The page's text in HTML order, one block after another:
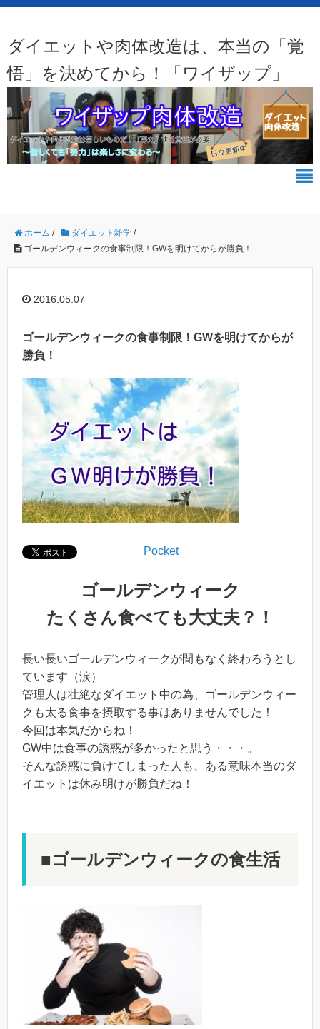
ダイエットや肉体改造は、本当の「覚
悟」を決めてから！「ワイザップ」
ホーム / ダイエット雑学 /
ゴールデンウィークの食事制限！GWを明けてからが勝負！
2016.05.07
ゴールデンウィークの食事制限！GWを明けてからが
勝負！
Pocket
ゴールデンウィーク
たくさん食べても大丈夫？！
長い長いゴールデンウィークが間もなく終わろうとし
ています（涙）
管理人は壮絶なダイエット中の為、ゴールデンウィー
クも太る食事を摂取する事はありませんでした！
今回は本気だからね！
GW中は食事の誘惑が多かったと思う・・・。
そんな誘惑に負けてしまった人も、ある意味本当のダ
イエットは休み明けが勝負だね！
■ゴールデンウィークの食生活